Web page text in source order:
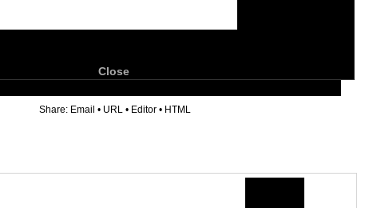
Close
Share: Email • URL • Editor • HTML